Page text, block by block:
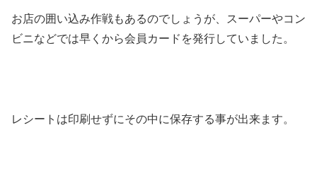
お店の囲い込み作戦もあるのでしょうが、スーパーやコン
ビニなどでは早くから会員カードを発行していました。
レシートは印刷せずにその中に保存する事が出来ます。